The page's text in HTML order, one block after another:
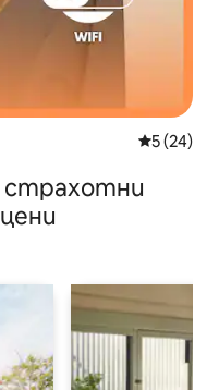
Средна
5 (24)